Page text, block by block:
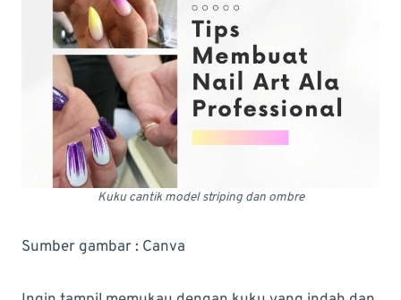
Kuku cantik model striping dan ombre
Sumber gambar : Canva